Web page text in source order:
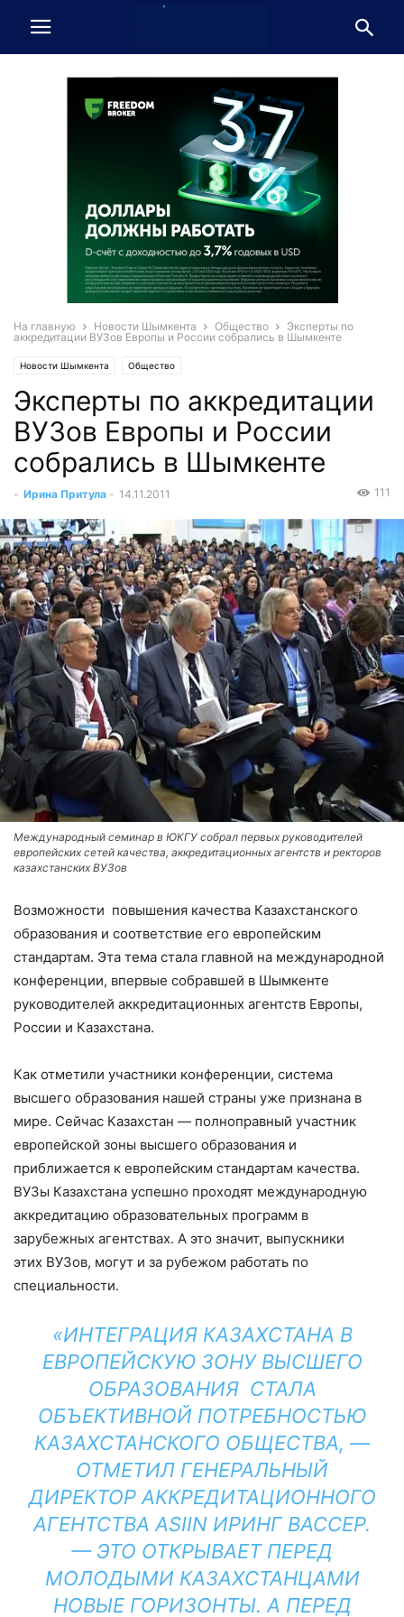
На главную Новости Шымкента Общество
Эксперты по
аккредитации ВУЗов Европы и России собрались в Шымкенте
Новости Шымкента Общество
Эксперты по аккредитации
ВУЗов Европы и России
собрались в Шымкенте
- Ирина Притула - 14.11.2011 111
Международный семинар в ЮКГУ собрал первых руководителей
европейских сетей качества, аккредитационных агентств и ректоров
казахстанских ВУЗов
Возможности повышения качества Казахстанского
образования и соответствие его европейским
стандартам. Эта тема стала главной на международной
конференции, впервые собравшей в Шымкенте
руководителей аккредитационных агентств Европы,
России и Казахстана.
Как отметили участники конференции, система
высшего образования нашей страны уже признана в
мире. Сейчас Казахстан — полноправный участник
европейской зоны высшего образования и
приближается к европейским стандартам качества.
ВУЗы Казахстана успешно проходят международную
аккредитацию образовательных программ в
зарубежных агентствах. А это значит, выпускники
этих ВУЗов, могут и за рубежом работать по
специальности.
«ИНТЕГРАЦИЯ КАЗАХСТАНА В
ЕВРОПЕЙСКУЮ ЗОНУ ВЫСШЕГО
ОБРАЗОВАНИЯ СТАЛА
ОБЪЕКТИВНОЙ ПОТРЕБНОСТЬЮ
КАЗАХСТАНСКОГО ОБЩЕСТВА, —
ОТМЕТИЛ ГЕНЕРАЛЬНЫЙ
ДИРЕКТОР АККРЕДИТАЦИОННОГО
АГЕНТСТВА ASIIN ИРИНГ ВАССЕР.
— ЭТО ОТКРЫВАЕТ ПЕРЕД
МОЛОДЫМИ КАЗАХСТАНЦАМИ
НОВЫЕ ГОРИЗОНТЫ. А ПЕРЕД